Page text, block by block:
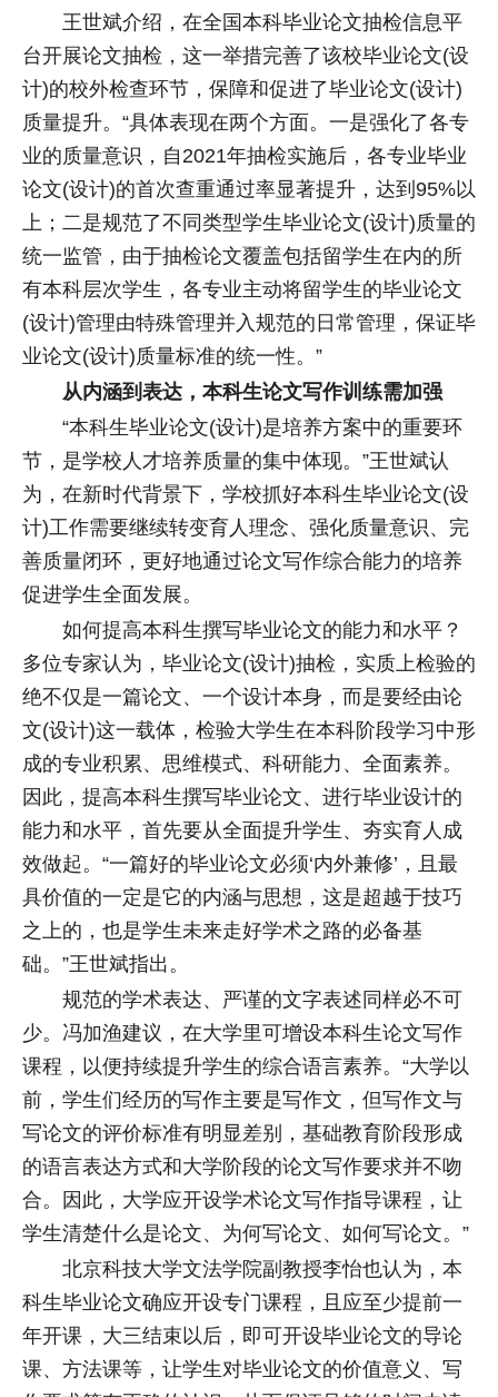
王世斌介绍，在全国本科毕业论文抽检信息平
台开展论文抽检，这一举措完善了该校毕业论文(设
计)的校外检查环节，保障和促进了毕业论文(设计)
质量提升。“具体表现在两个方面。一是强化了各专
业的质量意识，自2021年抽检实施后，各专业毕业
论文(设计)的首次查重通过率显著提升，达到95%以
上；二是规范了不同类型学生毕业论文(设计)质量的
统一监管，由于抽检论文覆盖包括留学生在内的所
有本科层次学生，各专业主动将留学生的毕业论文
(设计)管理由特殊管理并入规范的日常管理，保证毕
业论文(设计)质量标准的统一性。”
从内涵到表达，本科生论文写作训练需加强
“本科生毕业论文(设计)是培养方案中的重要环
节，是学校人才培养质量的集中体现。”王世斌认
为，在新时代背景下，学校抓好本科生毕业论文(设
计)工作需要继续转变育人理念、强化质量意识、完
善质量闭环，更好地通过论文写作综合能力的培养
促进学生全面发展。
如何提高本科生撰写毕业论文的能力和水平？
多位专家认为，毕业论文(设计)抽检，实质上检验的
绝不仅是一篇论文、一个设计本身，而是要经由论
文(设计)这一载体，检验大学生在本科阶段学习中形
成的专业积累、思维模式、科研能力、全面素养。
因此，提高本科生撰写毕业论文、进行毕业设计的
能力和水平，首先要从全面提升学生、夯实育人成
效做起。“一篇好的毕业论文必须‘内外兼修’，且最
具价值的一定是它的内涵与思想，这是超越于技巧
之上的，也是学生未来走好学术之路的必备基
础。”王世斌指出。
规范的学术表达、严谨的文字表述同样必不可
少。冯加渔建议，在大学里可增设本科生论文写作
课程，以便持续提升学生的综合语言素养。“大学以
前，学生们经历的写作主要是写作文，但写作文与
写论文的评价标准有明显差别，基础教育阶段形成
的语言表达方式和大学阶段的论文写作要求并不吻
合。因此，大学应开设学术论文写作指导课程，让
学生清楚什么是论文、为何写论文、如何写论文。”
北京科技大学文法学院副教授李怡也认为，本
科生毕业论文确应开设专门课程，且应至少提前一
年开课，大三结束以后，即可开设毕业论文的导论
课、方法课等，让学生对毕业论文的价值意义、写